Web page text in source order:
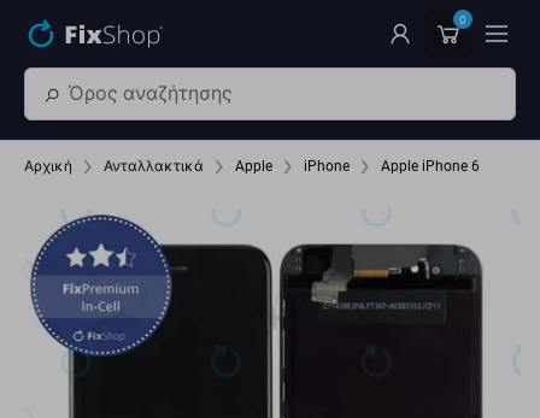
0
Αρχική Ανταλλακτικά Apple iPhone Apple iPhone 6